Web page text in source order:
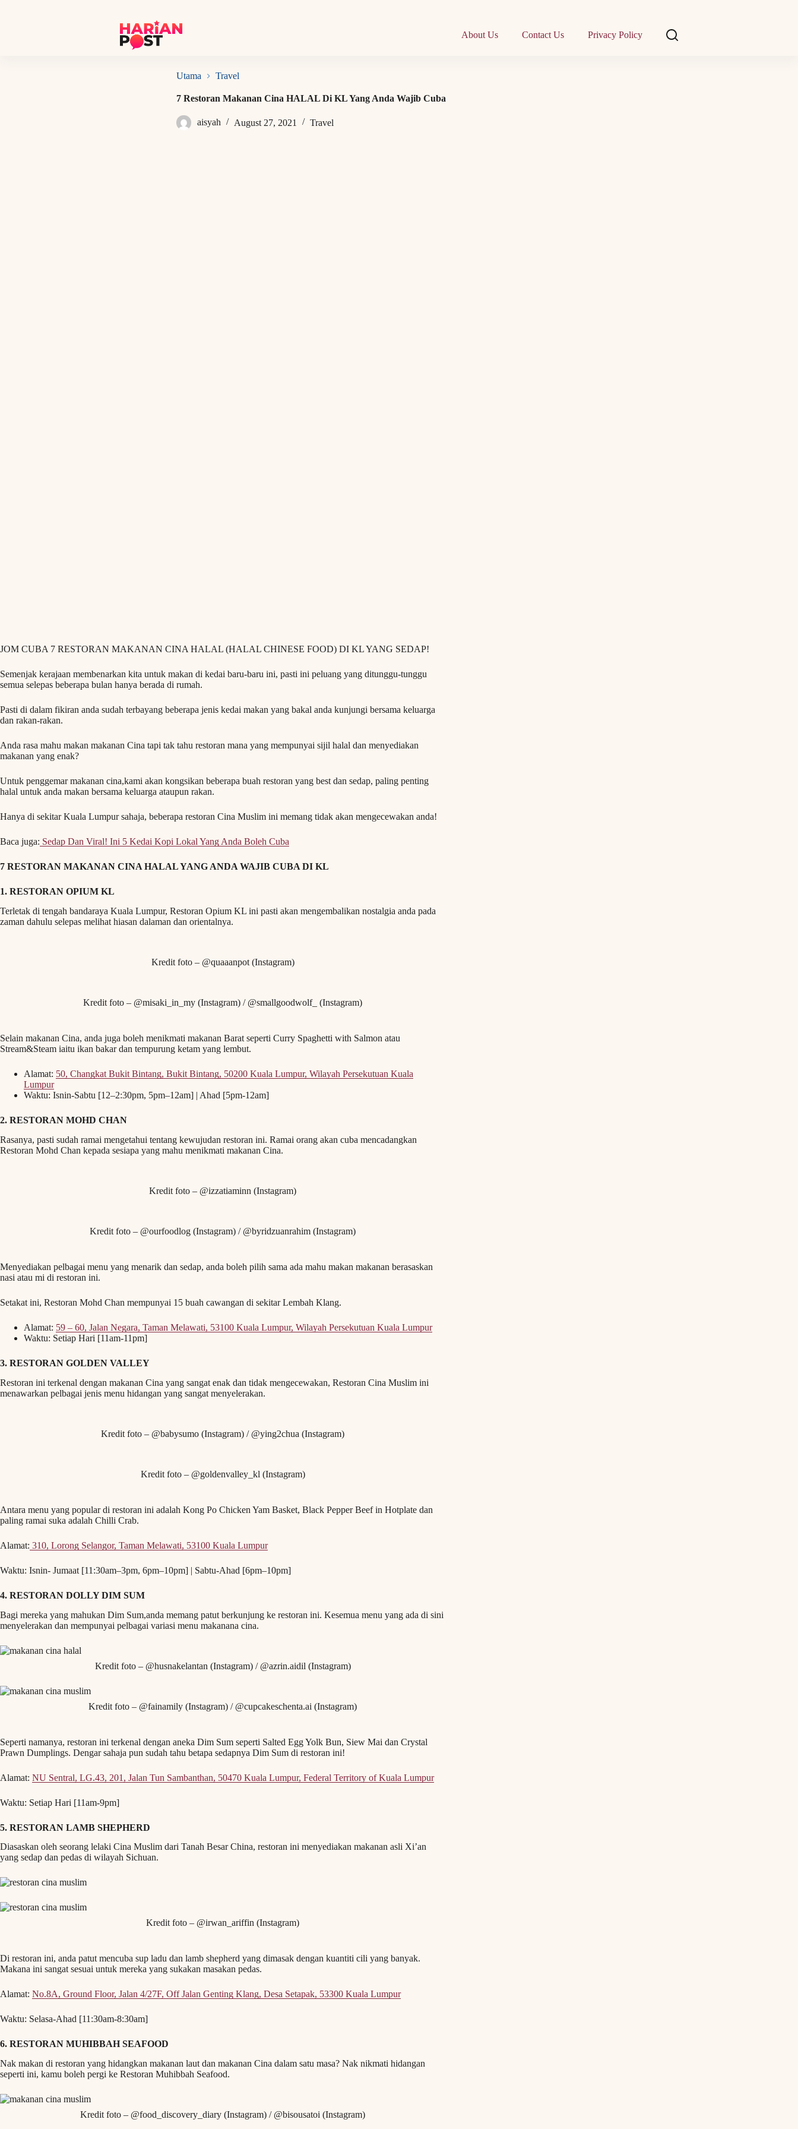
About Us Contact Us Privacy Policy
Utama Travel
7 Restoran Makanan Cina HALAL Di KL Yang Anda Wajib Cuba
aisyah August 27, 2021 Travel
JOM CUBA 7 RESTORAN MAKANAN CINA HALAL (HALAL CHINESE FOOD) DI KL YANG SEDAP!
Semenjak kerajaan membenarkan kita untuk makan di kedai baru-baru ini, pasti ini peluang yang ditunggu-tunggu
semua selepas beberapa bulan hanya berada di rumah.
Pasti di dalam fikiran anda sudah terbayang beberapa jenis kedai makan yang bakal anda kunjungi bersama keluarga
dan rakan-rakan.
Anda rasa mahu makan makanan Cina tapi tak tahu restoran mana yang mempunyai sijil halal dan menyediakan
makanan yang enak?
Untuk penggemar makanan cina,kami akan kongsikan beberapa buah restoran yang best dan sedap, paling penting
halal untuk anda makan bersama keluarga ataupun rakan.
Hanya di sekitar Kuala Lumpur sahaja, beberapa restoran Cina Muslim ini memang tidak akan mengecewakan anda!
Baca juga: Sedap Dan Viral! Ini 5 Kedai Kopi Lokal Yang Anda Boleh Cuba
7 RESTORAN MAKANAN CINA HALAL YANG ANDA WAJIB CUBA DI KL
1. RESTORAN OPIUM KL
Terletak di tengah bandaraya Kuala Lumpur, Restoran Opium KL ini pasti akan mengembalikan nostalgia anda pada
zaman dahulu selepas melihat hiasan dalaman dan orientalnya.
Kredit foto – @quaaanpot (Instagram)
Kredit foto – @misaki_in_my (Instagram) / @smallgoodwolf_ (Instagram)
Selain makanan Cina, anda juga boleh menikmati makanan Barat seperti Curry Spaghetti with Salmon atau
Stream&Steam iaitu ikan bakar dan tempurung ketam yang lembut.
Alamat: 50, Changkat Bukit Bintang, Bukit Bintang, 50200 Kuala Lumpur, Wilayah Persekutuan Kuala
Lumpur
Waktu: Isnin-Sabtu [12–2:30pm, 5pm–12am] | Ahad [5pm-12am]
2. RESTORAN MOHD CHAN
Rasanya, pasti sudah ramai mengetahui tentang kewujudan restoran ini. Ramai orang akan cuba mencadangkan
Restoran Mohd Chan kepada sesiapa yang mahu menikmati makanan Cina.
Kredit foto – @izzatiaminn (Instagram)
Kredit foto – @ourfoodlog (Instagram) / @byridzuanrahim (Instagram)
Menyediakan pelbagai menu yang menarik dan sedap, anda boleh pilih sama ada mahu makan makanan berasaskan
nasi atau mi di restoran ini.
Setakat ini, Restoran Mohd Chan mempunyai 15 buah cawangan di sekitar Lembah Klang.
Alamat: 59 – 60, Jalan Negara, Taman Melawati, 53100 Kuala Lumpur, Wilayah Persekutuan Kuala Lumpur
Waktu: Setiap Hari [11am-11pm]
3. RESTORAN GOLDEN VALLEY
Restoran ini terkenal dengan makanan Cina yang sangat enak dan tidak mengecewakan, Restoran Cina Muslim ini
menawarkan pelbagai jenis menu hidangan yang sangat menyelerakan.
Kredit foto – @babysumo (Instagram) / @ying2chua (Instagram)
Kredit foto – @goldenvalley_kl (Instagram)
Antara menu yang popular di restoran ini adalah Kong Po Chicken Yam Basket, Black Pepper Beef in Hotplate dan
paling ramai suka adalah Chilli Crab.
Alamat: 310, Lorong Selangor, Taman Melawati, 53100 Kuala Lumpur
Waktu: Isnin- Jumaat [11:30am–3pm, 6pm–10pm] | Sabtu-Ahad [6pm–10pm]
4. RESTORAN DOLLY DIM SUM
Bagi mereka yang mahukan Dim Sum,anda memang patut berkunjung ke restoran ini. Kesemua menu yang ada di sini
menyelerakan dan mempunyai pelbagai variasi menu makanana cina.
Kredit foto – @husnakelantan (Instagram) / @azrin.aidil (Instagram)
Kredit foto – @fainamily (Instagram) / @cupcakeschenta.ai (Instagram)
Seperti namanya, restoran ini terkenal dengan aneka Dim Sum seperti Salted Egg Yolk Bun, Siew Mai dan Crystal
Prawn Dumplings. Dengar sahaja pun sudah tahu betapa sedapnya Dim Sum di restoran ini!
Alamat: NU Sentral, LG.43, 201, Jalan Tun Sambanthan, 50470 Kuala Lumpur, Federal Territory of Kuala Lumpur
Waktu: Setiap Hari [11am-9pm]
5. RESTORAN LAMB SHEPHERD
Diasaskan oleh seorang lelaki Cina Muslim dari Tanah Besar China, restoran ini menyediakan makanan asli Xi’an
yang sedap dan pedas di wilayah Sichuan.
Kredit foto – @irwan_ariffin (Instagram)
Di restoran ini, anda patut mencuba sup ladu dan lamb shepherd yang dimasak dengan kuantiti cili yang banyak.
Makana ini sangat sesuai untuk mereka yang sukakan masakan pedas.
Alamat: No.8A, Ground Floor, Jalan 4/27F, Off Jalan Genting Klang, Desa Setapak, 53300 Kuala Lumpur
Waktu: Selasa-Ahad [11:30am-8:30am]
6. RESTORAN MUHIBBAH SEAFOOD
Nak makan di restoran yang hidangkan makanan laut dan makanan Cina dalam satu masa? Nak nikmati hidangan
seperti ini, kamu boleh pergi ke Restoran Muhibbah Seafood.
Kredit foto – @food_discovery_diary (Instagram) / @bisousatoi (Instagram)